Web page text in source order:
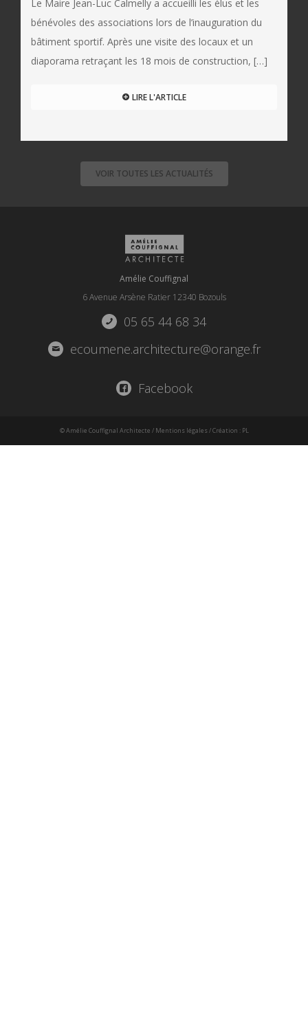
Le Maire Jean-Luc Calmelly a accueilli les élus et les
bénévoles des associations lors de l’inauguration du
bâtiment sportif. Après une visite des locaux et un
diaporama retraçant les 18 mois de construction, […]
LIRE L'ARTICLE
VOIR TOUTES LES ACTUALITÉS
Amélie Couffignal
6 Avenue Arsène Ratier 12340 Bozouls
05 65 44 68 34
ecoumene.architecture@orange.fr
Facebook
© Amélie Couffignal Architecte / Mentions légales/ Création : PL